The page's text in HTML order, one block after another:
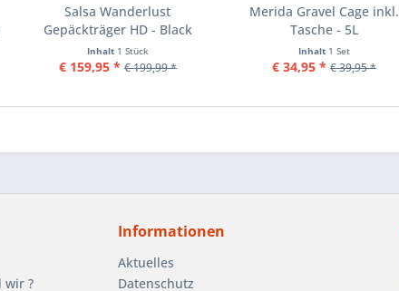
Salsa Wanderlust
Gepäckträger HD - Black
Inhalt 1 Stück
€ 159,95 * € 199,99 *
Merida Gravel Cage inkl.
Tasche - 5L
Inhalt 1 Set
€ 34,95 * € 39,95 *
wir ?
Informationen
Aktuelles
Datenschutz